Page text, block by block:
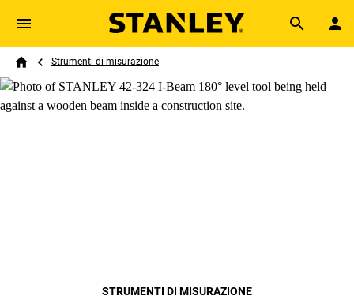
Skip to main content
Search
Breadcrumb
Strumenti di misurazione
STRUMENTI DI MISURAZIONE